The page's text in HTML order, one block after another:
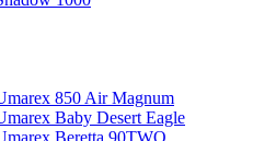
850 Air Magnum
Baby Desert Eagle
Beretta 90TWO